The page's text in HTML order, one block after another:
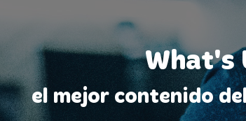
What's
el mejor contenido